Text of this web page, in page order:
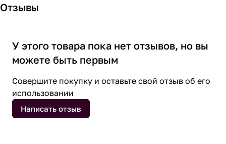
Отзывы
У этого товара пока нет отзывов, но вы
можете быть первым
Совершите покупку и оставьте свой отзыв об его
использовании
Написать отзыв